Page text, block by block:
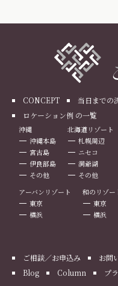
CONCEPT 当日までの
ロケーション例 の一覧
沖縄
沖縄本島
宮古島
伊良部島
その他
北海道リゾート
札幌周辺
ニセコ
洞爺湖
その他
アーバンリゾート
東京
横浜
和のリゾー
東京
横浜
ご相談／お申込み お問
Blog
Column プ